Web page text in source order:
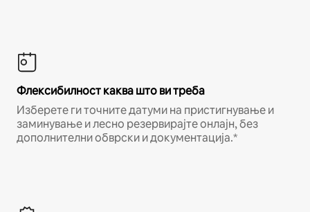
Флексибилност каква што ви треба
Изберете ги точните датуми на пристигнување и
заминување и лесно резервирајте онлајн, без
дополнителни обврски и документација.*